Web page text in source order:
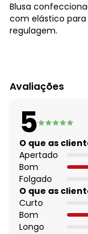
Blusa
com elástico para
regulagem.
Maria Filó -
Modelo da manga:
Decote frente:
CNPJ 96.116.690/
Feito: BRASIL
Cuidados para
TEMPERATURA
LAVAGEM A SECO
MECANICA A
MINIMA
Tecido: Linho
Composição:
Avaliações
5
O que as
Apertado
Bom
Folgado
O que as
Curto
Bom
Longo